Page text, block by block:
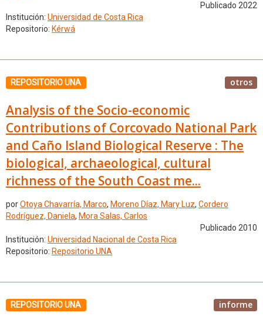
Publicado 2022
Institución: Universidad de Costa Rica
Repositorio: Kérwá
REPOSITORIO UNA otros
Analysis of the Socio-economic
Contributions of Corcovado National Park
and Caño Island Biological Reserve : The
biological, archaeological, cultural
richness of the South Coast me...
porOtoya Chavarría, Marco, Moreno Díaz, Mary Luz, Cordero
Rodríguez, Daniela, Mora Salas, Carlos
Publicado 2010
Institución: Universidad Nacional de Costa Rica
Repositorio: Repositorio UNA
REPOSITORIO UNA informe